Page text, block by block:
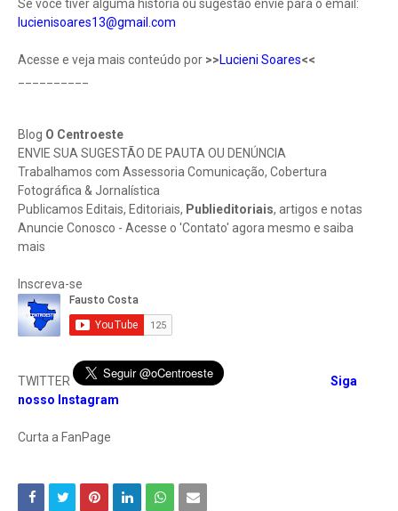
Se você tiver alguma história ou sugestão envie para o email:
lucienisoares13@gmail.com
Acesse e veja mais conteúdo por >>Lucieni Soares<<
Blog O Centroeste
ENVIE SUA SUGESTÃO DE PAUTA OU DENÚNCIA
Trabalhamos com Assessoria Comunicação, Cobertura
Fotográfica & Jornalística
Publicamos Editais, Editoriais, Publieditoriais, artigos e notas
Anuncie Conosco - Acesse o 'Contato' agora mesmo e saiba
mais
Inscreva-se
TWITTER
Siga
nosso Instagram
Curta a FanPage